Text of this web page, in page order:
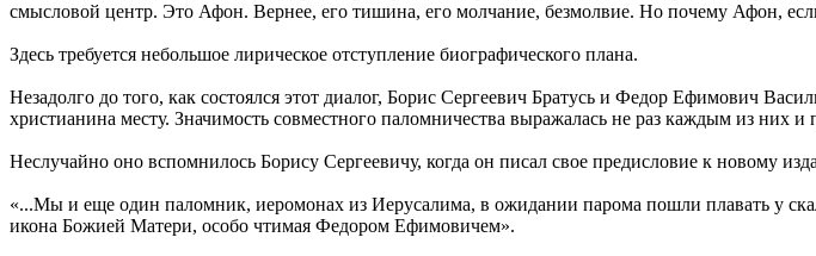
смысловой центр. Это Афон. Вернее, его тишина, его молчание, безмолвие. Но почему Афон,
Здесь требуется небольшое лирическое отступление биографического плана.
Незадолго до того, как состоялся этот диалог, Борис Сергеевич Братусь и Федор Ефимович
христианина месту. Значимость совместного паломничества выражалась не раз каждым из них и
Неслучайно оно вспомнилось Борису Сергеевичу, когда он писал свое предисловие к новому
«...Мы и еще один паломник, иеромонах из Иерусалима, в ожидании парома пошли плавать у
икона Божией Матери, особо чтимая Федором Ефимовичем».